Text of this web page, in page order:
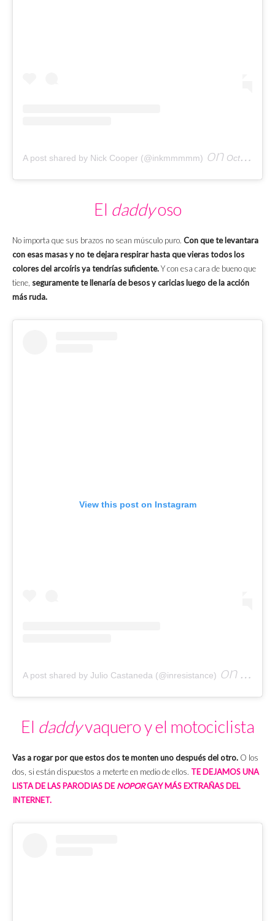
A post shared by Nick Cooper (@inkmmmmm) on Oct 10, 2019 at 7:01pm PDT
El daddyoso
No importa que sus brazos no sean músculo puro. Con que te levantara
con esas masas y no te dejara respirar hasta que vieras todos los
colores del arcoíris ya tendrías suficiente.Y con esa cara de bueno que
tiene, seguramente te llenaría de besos y caricias luego de la acción
más ruda.
View this post on Instagram
A post shared by Julio Castaneda (@inresistance) on Oct 5,
El daddyvaquero y el motociclista
Vas a rogar por que estos dos te monten uno después del otro. O los
dos, si están dispuestos a meterte en medio de ellos. TE DEJAMOS UNA
LISTA DE LAS PARODIAS DE NOPORGAY MÁS EXTRAÑAS DEL
INTERNET.